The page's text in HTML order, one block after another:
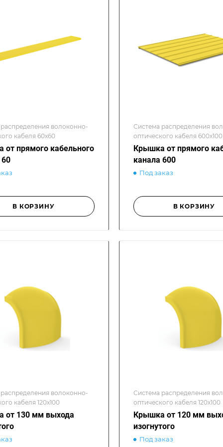
волоконно-
кабеля 60x60
от прямого кабельного
60
В КОРЗИНУ
Система распределения
оптического кабеля 600х100
Крышка от прямого
канала 600
Под заказ
В КОРЗИНУ
волоконно-
кабеля 120х100
от 130 мм выхода
Система распределения
оптического кабеля 120х100
Крышка от 120 мм
изогнутого
Под заказ